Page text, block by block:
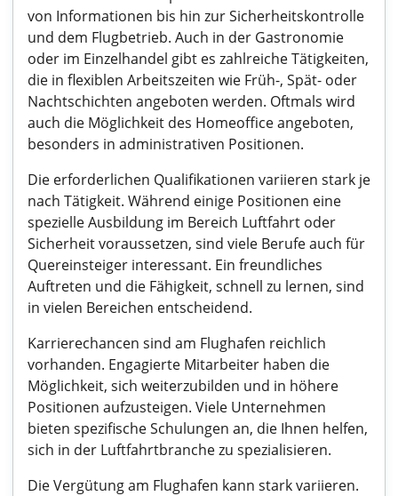
von Informationen bis hin zur Sicherheitskontrolle
und dem Flugbetrieb. Auch in der Gastronomie
oder im Einzelhandel gibt es zahlreiche Tätigkeiten,
die in flexiblen Arbeitszeiten wie Früh-, Spät- oder
Nachtschichten angeboten werden. Oftmals wird
auch die Möglichkeit des Homeoffice angeboten,
besonders in administrativen Positionen.
Die erforderlichen Qualifikationen variieren stark je
nach Tätigkeit. Während einige Positionen eine
spezielle Ausbildung im Bereich Luftfahrt oder
Sicherheit voraussetzen, sind viele Berufe auch für
Quereinsteiger interessant. Ein freundliches
Auftreten und die Fähigkeit, schnell zu lernen, sind
in vielen Bereichen entscheidend.
Karrierechancen sind am Flughafen reichlich
vorhanden. Engagierte Mitarbeiter haben die
Möglichkeit, sich weiterzubilden und in höhere
Positionen aufzusteigen. Viele Unternehmen
bieten spezifische Schulungen an, die Ihnen helfen,
sich in der Luftfahrtbranche zu spezialisieren.
Die Vergütung am Flughafen kann stark variieren.